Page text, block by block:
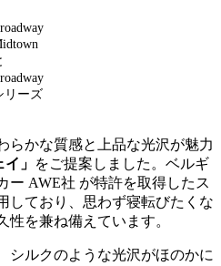
リーズ
らかな質感と上品な光沢が魅力
」 をご提案しました。ベルギ
ー AWE社 が特許を取得したス
しており、思わず寝転びたくな
性を兼ね備えています。
シルクのような光沢がほのかに